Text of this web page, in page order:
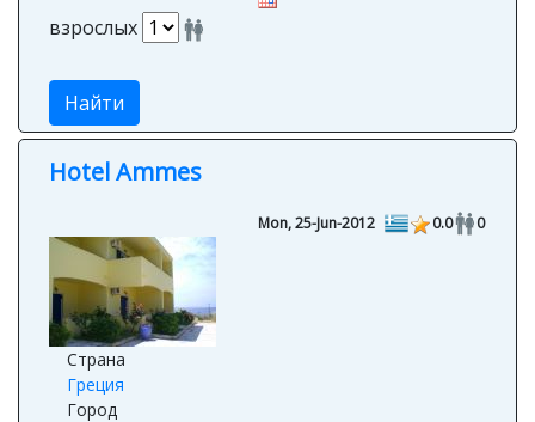
взрослых
Найти
Hotel Ammes
Mon, 25-Jun-2012 0.0 0
Страна
Греция
Город